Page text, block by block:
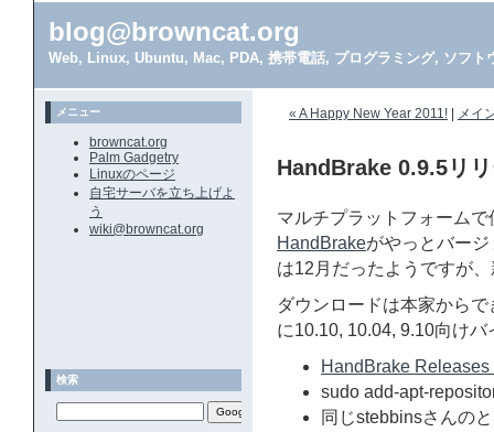
blog@browncat.org
Web, Linux, Ubuntu, Mac, PDA, 携帯電話, プログラミング, ソフト
« A Happy New Year 2011! メイ
HandBrake 0.9.5リ
マルチプラットフォーム
HandBrakeがやっとバー
は12月だったようですが
ダウンロードは本家から
に10.10, 10.04, 9.10向け
HandBrake
sudo add-apt-
同じstebbinsさんの
メニュー
browncat.org
Palm Gadgetry
Linuxのページ
自宅サーバを立ち上げよ
う
wiki@browncat.org
検索